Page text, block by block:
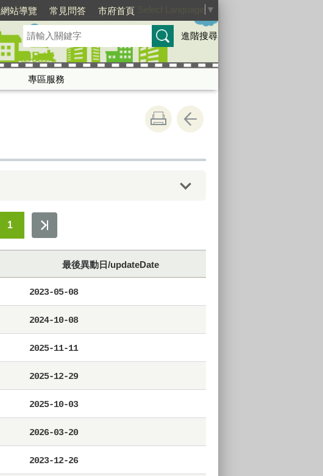
網站導覽 常見問答 市府首頁 ▼
進階搜尋
專區服務
1
最後異動日/updateDate
2023-05-08
2024-10-08
2025-11-11
2025-12-29
2025-10-03
2026-03-20
2023-12-26